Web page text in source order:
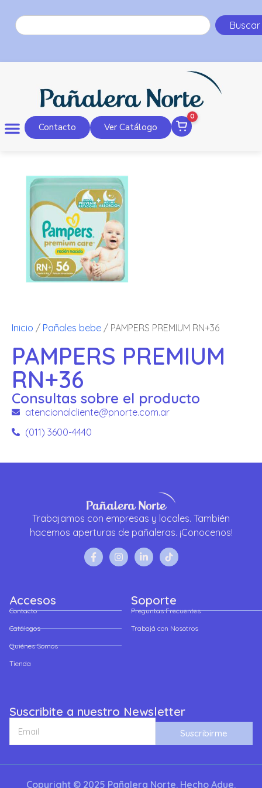
Buscar
Contacto Ver Catálogo
0
Inicio / Pañales bebe / PAMPERS PREMIUM RN+36
PAMPERS PREMIUM
RN+36
Consultas sobre el producto
atencionalcliente@pnorte.com.ar
(011) 3600-4440
Trabajamos con empresas y locales. También
hacemos aperturas de pañaleras. ¡Conocenos!
Accesos
Contacto
Catálogos
Quiénes Somos
Tienda
Soporte
Preguntas Frecuentes
Trabajá con Nosotros
Suscribite a nuestro Newsletter
Suscribirme
Copyright © 2025 Pañalera Norte. Hecho Adue.